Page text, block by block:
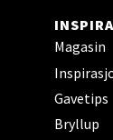
Magasin
Gavetips
Bryllup